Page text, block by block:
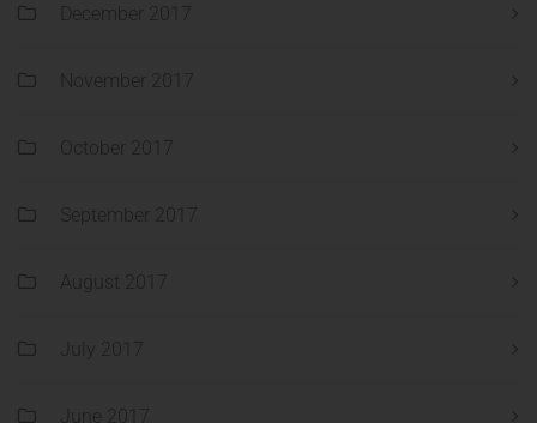
December 2017
November 2017
October 2017
September 2017
August 2017
July 2017
June 2017